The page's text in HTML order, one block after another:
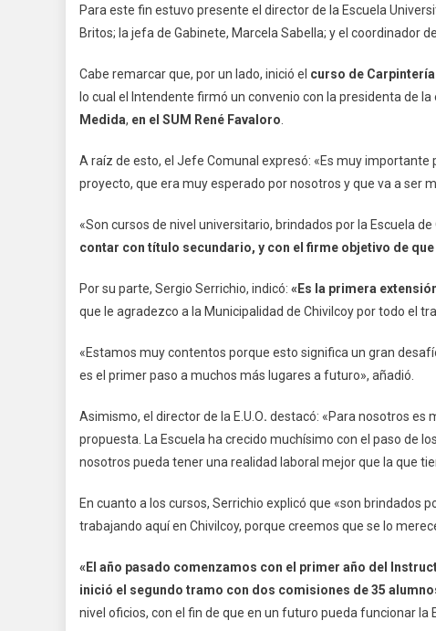
De
La
La
Para este fin estuvo presente el director de la Escuela
Britos; la jefa de Gabinete, Marcela Sabella; y el coordinador
Cabe remarcar que, por un lado, inició el curso de Carpintería
lo cual el Intendente firmó un convenio con la presidenta de la
Medida, en el SUM René Favaloro.
A raíz de esto, el Jefe Comunal expresó: «Es muy
proyecto, que era muy esperado por nosotros y que va a ser
«Son cursos de nivel universitario, brindados por la Escuela
contar con título secundario, y con el firme objetivo de
Por su parte, Sergio Serrichio, indicó: «Es la primera
que le agradezco a la Municipalidad de Chivilcoy por todo el
«Estamos muy contentos porque esto significa un gran
es el primer paso a muchos más lugares a futuro», añadió.
Asimismo, el director de la E.U.O. destacó: «Para nosotros es
propuesta. La Escuela ha crecido muchísimo con el paso de
nosotros pueda tener una realidad laboral mejor que la que
En cuanto a los cursos, Serrichio explicó que «son
trabajando aquí en Chivilcoy, porque creemos que se lo
«El año pasado comenzamos con el primer año del
inició el segundo tramo con dos comisiones de 35
nivel oficios, con el fin de que en un futuro pueda funcionar la